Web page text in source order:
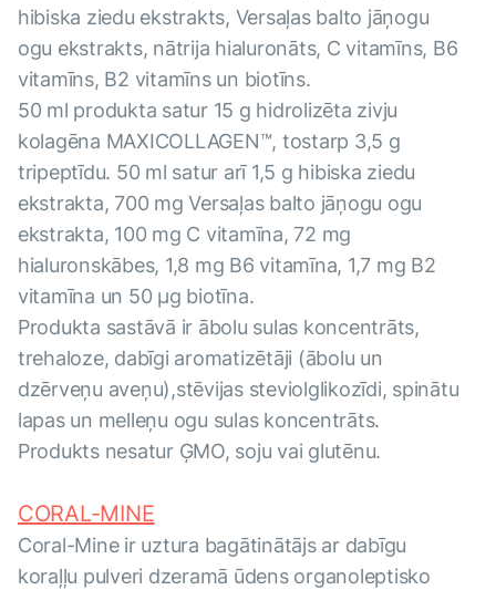
hibiska ziedu ekstrakts, Versaļas balto jāņogu
ogu ekstrakts, nātrija hialuronāts, C vitamīns, B6
vitamīns, B2 vitamīns un biotīns.
50 ml produkta satur 15 g hidrolizēta zivju
kolagēna MAXICOLLAGEN™, tostarp 3,5 g
tripeptīdu. 50 ml satur arī 1,5 g hibiska ziedu
ekstrakta, 700 mg Versaļas balto jāņogu ogu
ekstrakta, 100 mg C vitamīna, 72 mg
hialuronskābes, 1,8 mg B6 vitamīna, 1,7 mg B2
vitamīna un 50 µg biotīna.
Produkta sastāvā ir ābolu sulas koncentrāts,
trehaloze, dabīgi aromatizētāji (ābolu un
dzērveņu aveņu),stēvijas steviolglikozīdi, spinātu
lapas un melleņu ogu sulas koncentrāts.
Produkts nesatur ĢMO, soju vai glutēnu.
CORAL-MINE
Coral-Mine ir uztura bagātinātājs ar dabīgu
koraļļu pulveri dzeramā ūdens organoleptisko